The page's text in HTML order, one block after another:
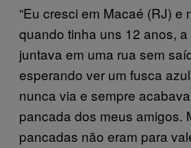
“Eu cresci em Macaé (RJ) e
quando tinha uns 12 anos,
juntava em uma rua sem
esperando ver um fusca
nunca via e sempre
pancada dos meus amigos.
pancadas não eram para